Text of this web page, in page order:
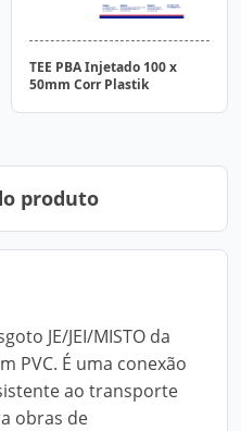
TEE PBA Injetado 100 x
50mm Corr Plastik
produto
JE/JEI/MISTO da
PVC. É uma conexão
ao transporte
obras de